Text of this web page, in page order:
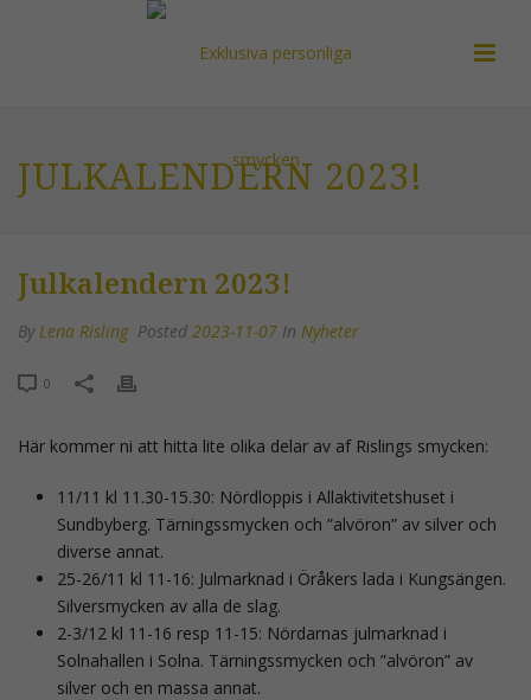
JULKALENDERN 2023!
Julkalendern 2023!
ByLena Risling Posted 2023-11-07 In Nyheter
0
Här kommer ni att hitta lite olika delar av af Rislings smycken:
11/11 kl 11.30-15.30: Nördloppis i Allaktivitetshuset i
Sundbyberg. Tärningssmycken och ”alvöron” av silver och
diverse annat.
25-26/11 kl 11-16: Julmarknad i Öråkers lada i Kungsängen.
Silversmycken av alla de slag.
2-3/12 kl 11-16 resp 11-15: Nördarnas julmarknad i
Solnahallen i Solna. Tärningssmycken och ”alvöron” av
silver och en massa annat.